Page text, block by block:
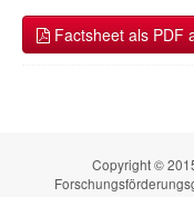
Factsheet als PDF
Copyright ©